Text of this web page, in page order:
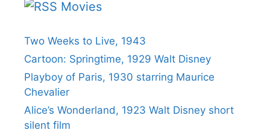
Movies
Two Weeks to Live, 1943
Cartoon: Springtime, 1929 Walt Disney
Playboy of Paris, 1930 starring Maurice
Chevalier
Alice’s Wonderland, 1923 Walt Disney short
silent film